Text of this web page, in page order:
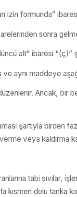
izin formunda”
sonra
alt” ibaresi “(ç)”
aynı maddeye
Ancak, bir
şartıyla
veya kaldırma
tabi sıvılar,
kısmen dolu tanka